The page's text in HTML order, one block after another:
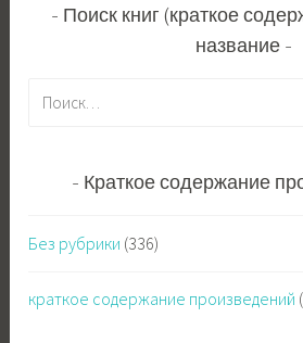
Поиск книг (краткое
название
Краткое содержание
Без рубрики (336)
краткое содержание произведений